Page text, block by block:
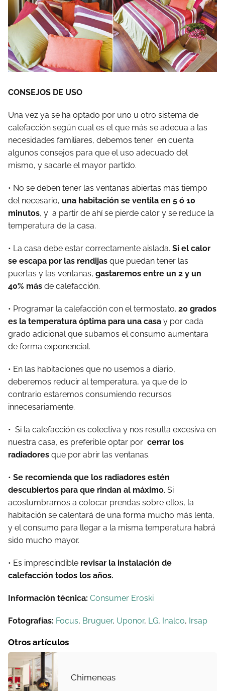
CONSEJOS DE USO
Una vez ya se ha optado por uno u otro sistema de
calefacción según cual es el que más se adecua a las
necesidades familiares, debemos tener en cuenta
algunos consejos para que el uso adecuado del
mismo, y sacarle el mayor partido.
• No se deben tener las ventanas abiertas más tiempo
del necesario, una habitación se ventila en 5 ó 10
minutos, y a partir de ahí se pierde calor y se reduce la
temperatura de la casa.
• La casa debe estar correctamente aislada. Si el calor
se escapa por las rendijas que puedan tener las
puertas y las ventanas, gastaremos entre un 2 y un
40% más de calefacción.
• Programar la calefacción con el termostato. 20 grados
es la temperatura óptima para una casa y por cada
grado adicional que subamos el consumo aumentara
de forma exponencial.
• En las habitaciones que no usemos a diario,
deberemos reducir al temperatura, ya que de lo
contrario estaremos consumiendo recursos
innecesariamente.
• Si la calefacción es colectiva y nos resulta excesiva en
nuestra casa, es preferible optar por cerrar los
radiadores que por abrir las ventanas.
• Se recomienda que los radiadores estén
descubiertos para que rindan al máximo. Si
acostumbramos a colocar prendas sobre ellos, la
habitación se calentará de una forma mucho más lenta,
y el consumo para llegar a la misma temperatura habrá
sido mucho mayor.
• Es imprescindible revisar la instalación de
calefacción todos los años.
Información técnica: Consumer Eroski
Fotografías: Focus, Bruguer, Uponor, LG, Inalco, Irsap
Otros artículos
Chimeneas